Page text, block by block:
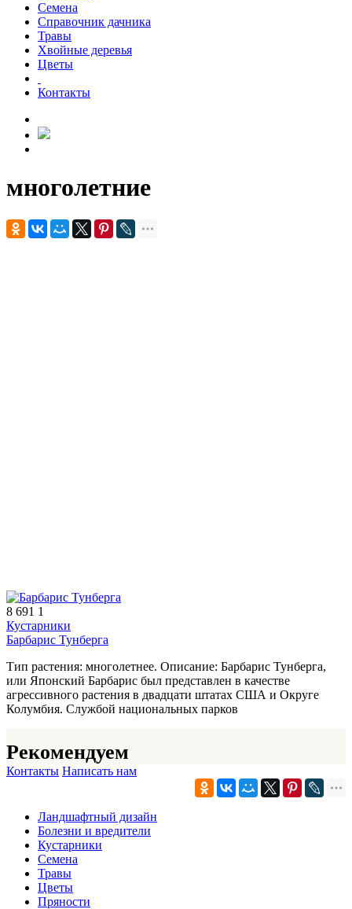
Семена
Справочник дачника
Травы
Хвойные деревья
Цветы
Контакты
многолетние
8 691 1
Кустарники
Барбарис Тунберга
Тип растения: многолетнее. Описание: Барбарис Тунберга,
или Японский Барбарис был представлен в качестве
агрессивного растения в двадцати штатах США и Округе
Колумбия. Службой национальных парков
Рекомендуем
Контакты Написать нам
Ландшафтный дизайн
Болезни и вредители
Кустарники
Семена
Травы
Цветы
Пряности